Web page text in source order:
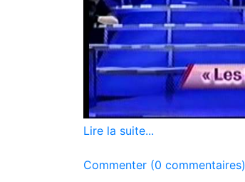
Lire la suite...
Commenter (0 commentaires)